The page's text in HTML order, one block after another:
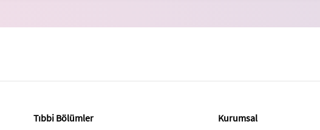
Tıbbi Bölümler Kurumsal